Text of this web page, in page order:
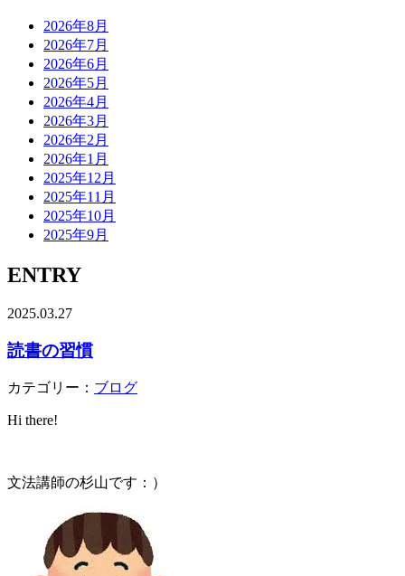
2026年8月
2026年7月
2026年6月
2026年5月
2026年4月
2026年3月
2026年2月
2026年1月
2025年12月
2025年11月
2025年10月
2025年9月
ENTRY
2025.03.27
読書の習慣
カテゴリー： ブログ
Hi there!
文法講師の杉山です：）